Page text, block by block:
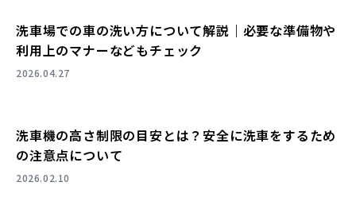
洗車場での車の洗い方について解説｜必要な準備物や
利用上のマナーなどもチェック
2026.04.27
洗車機の高さ制限の目安とは？安全に洗車をするため
の注意点について
2026.02.10